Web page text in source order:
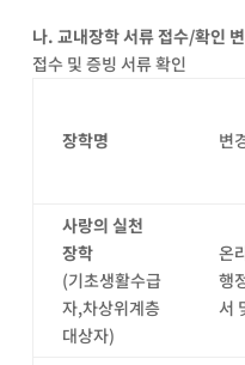
나.교내장학 서류 접수/확인
접수 및 증빙 서류 확인
장학명 변
사랑의 실천
장학
(기초생활수급
자,차상위계층
대상자)
온
행
서